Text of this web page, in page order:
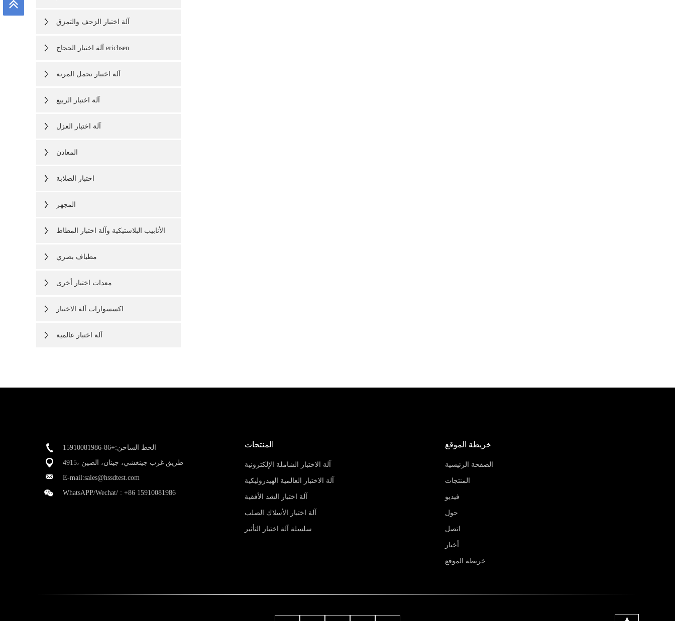
آلة اختبار الزحف والتمزق
آلة اختبار الحجاج erichsen
آلة اختبار تحمل المرنة
آلة اختبار الربيع
آلة اختبار العزل
المعادن
اختبار الصلابة
المجهر
الأنابيب البلاستيكية وآلة اختبار المطاط
مطياف بصري
معدات اختبار أخرى
اكسسوارات آلة الاختبار
آلة اختبار عالمية
الخط الساخن:+86-15910081986
4915، طريق غرب جينغشي، جينان، الصين
E-mail:sales@hssdtest.com
WhatsAPP/Wechat/ : +86 15910081986
المنتجات
آلة الاختبار الشاملة الإلكترونية
آلة الاختبار العالمية الهيدروليكية
آلة اختبار الشد الأفقية
آلة اختبار الأسلاك الصلب
سلسلة آلة اختبار التأثير
خريطة الموقع
الصفحة الرئيسية
المنتجات
فيديو
حول
اتصل
أخبار
خريطة الموقع